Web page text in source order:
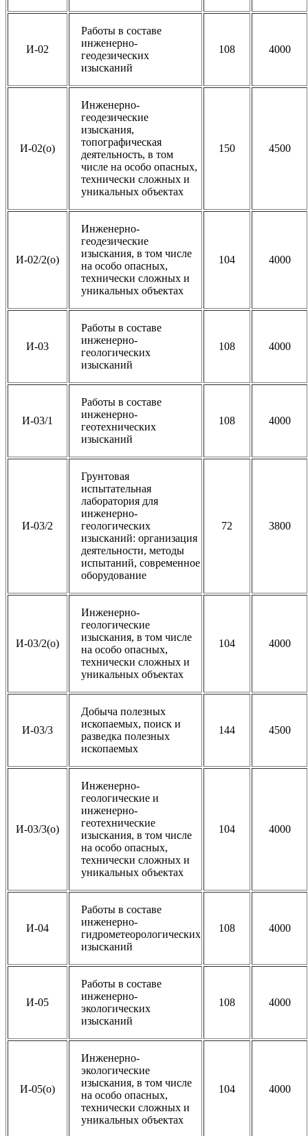
И-02
Работы в составе
инженерно-
геодезических
изысканий
108 4000
И-02(о)
Инженерно-
геодезические
изыскания,
топографическая
деятельность, в том
числе на особо опасных,
технически сложных и
уникальных объектах
150 4500
И-02/2(о)
Инженерно-
геодезические
изыскания, в том числе
на особо опасных,
технически сложных и
уникальных объектах
104 4000
И-03
Работы в составе
инженерно-
геологических
изысканий
108 4000
И-03/1
Работы в составе
инженерно-
геотехнических
изысканий
108 4000
И-03/2
Грунтовая
испытательная
лаборатория для
инженерно-
геологических
изысканий: организация
деятельности, методы
испытаний, современное
оборудование
72 3800
И-03/2(о)
Инженерно-
геологические
изыскания, в том числе
на особо опасных,
технически сложных и
уникальных объектах
104 4000
И-03/3
Добыча полезных
ископаемых, поиск и
разведка полезных
ископаемых
144 4500
И-03/3(о)
Инженерно-
геологические и
инженерно-
геотехнические
изыскания, в том числе
на особо опасных,
технически сложных и
уникальных объектах
104 4000
И-04
Работы в составе
инженерно-
гидрометеорологических
изысканий
108 4000
И-05
Работы в составе
инженерно-
экологических
изысканий
108 4000
И-05(о)
Инженерно-
экологические
изыскания, в том числе
на особо опасных,
технически сложных и
уникальных объектах
104 4000